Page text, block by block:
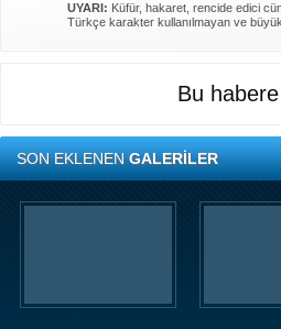
UYARI: Küfür, hakaret, rencide edici
Türkçe karakter kullanılmayan ve
Bu
SON EKLENENGALERİLER